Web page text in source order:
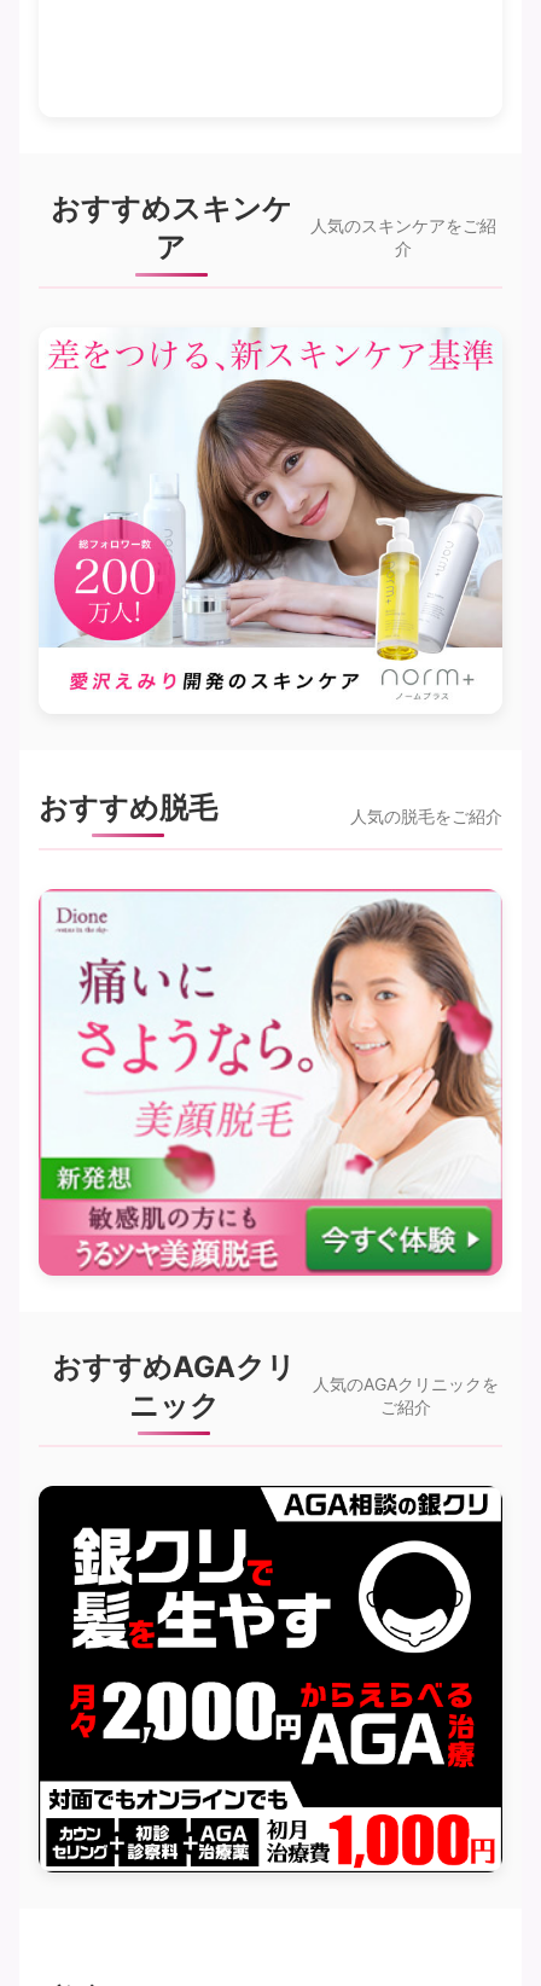
おすすめスキンケ
ア
人気のスキンケアをご紹
介
おすすめ脱毛 人気の脱毛をご紹介
おすすめAGAクリ
ニック
人気のAGAクリニックを
ご紹介